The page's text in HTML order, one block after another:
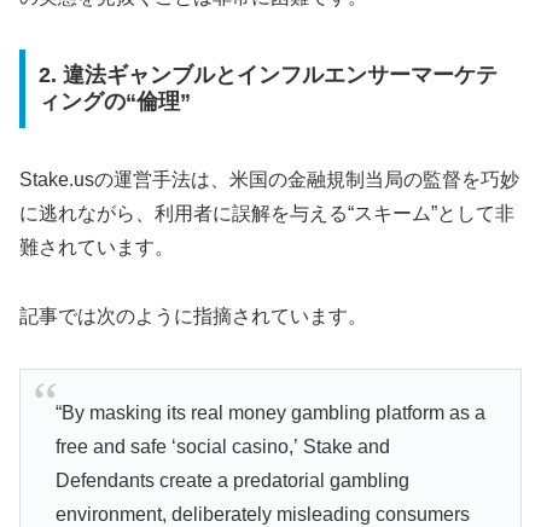
2. 違法ギャンブルとインフルエンサーマーケテ
ィングの“倫理”
Stake.usの運営手法は、米国の金融規制当局の監督を巧妙
に逃れながら、利用者に誤解を与える“スキーム”として非
難されています。
記事では次のように指摘されています。
“By masking its real money gambling platform as a
free and safe ‘social casino,’ Stake and
Defendants create a predatorial gambling
environment, deliberately misleading consumers